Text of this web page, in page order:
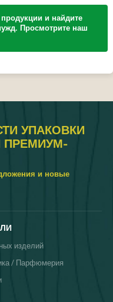
и найдите
Просмотрите наш
УПАКОВКИ
и новые
изделий
/ Парфюмерия